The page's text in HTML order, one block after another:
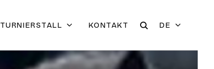
TURNIERSTALL KONTAKT DE